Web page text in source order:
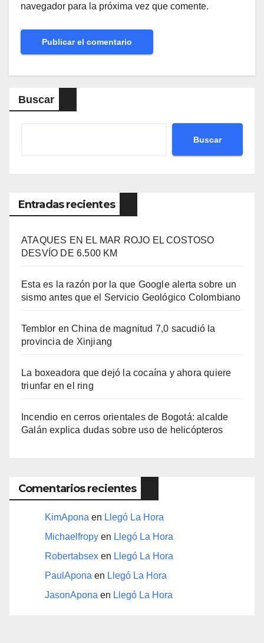
navegador para la próxima vez que comente.
Buscar
Buscar
Entradas recientes
ATAQUES EN EL MAR ROJO EL COSTOSO
DESVÍO DE 6.500 KM
Esta es la razón por la que Google alerta sobre un
sismo antes que el Servicio Geológico Colombiano
Temblor en China de magnitud 7,0 sacudió la
provincia de Xinjiang
La boxeadora que dejó la cocaína y ahora quiere
triunfar en el ring​
Incendio en cerros orientales de Bogotá: alcalde
Galán explica dudas sobre uso de helicópteros
Comentarios recientes
KimApona en Llegó La Hora
Michaelfropy en Llegó La Hora
Robertabsex en Llegó La Hora
PaulApona en Llegó La Hora
JasonApona en Llegó La Hora